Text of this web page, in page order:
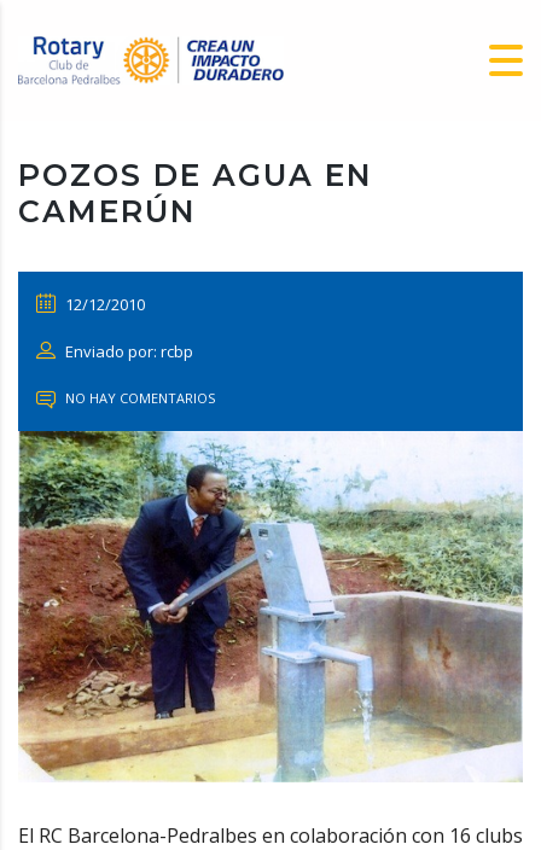
POZOS DE AGUA EN
CAMERÚN
12/12/2010
Enviado por: rcbp
NO HAY COMENTARIOS
El RC Barcelona-Pedralbes en colaboración con 16 clubs